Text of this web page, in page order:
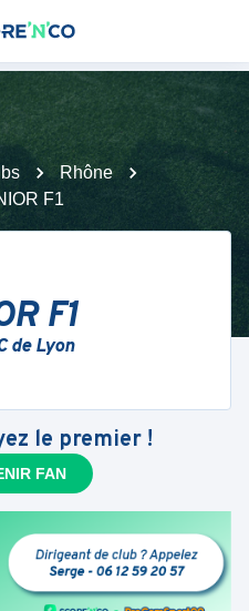
Rhône
F1
F1
de Lyon
le premier !
FAN